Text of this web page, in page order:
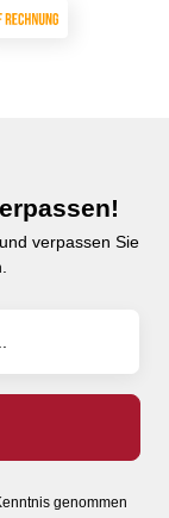
verpassen Sie
genommen